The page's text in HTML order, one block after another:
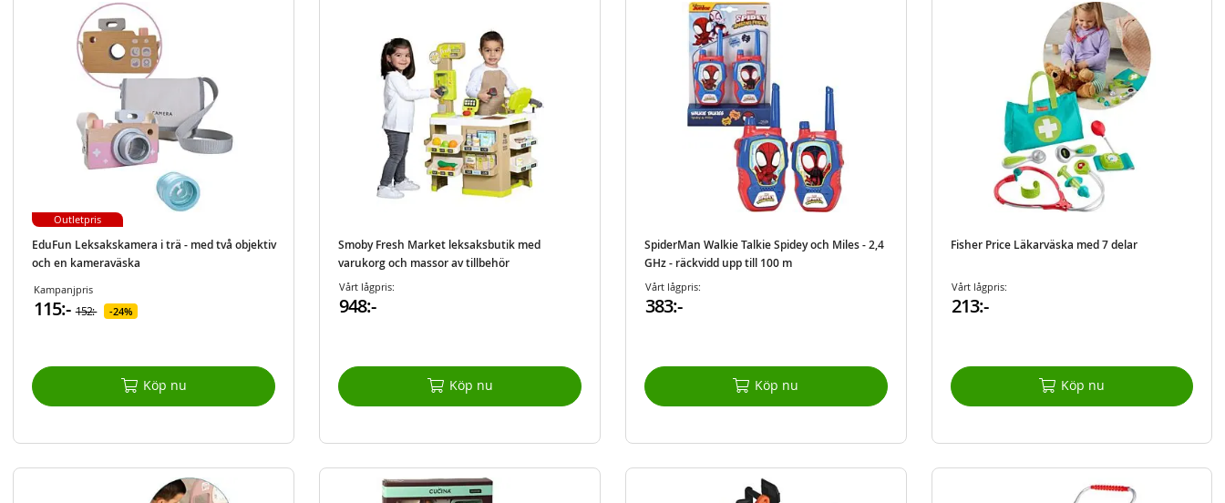
EduFun Leksakskamera i trä - med två objektiv
och en kameraväska
Kampanjpris
115:- 152:- 24%
Köp nu
Outletpris
Smoby Fresh Market leksaksbutik med
varukorg och massor av tillbehör
Vårt lågpris:
948:-
Köp nu
SpiderMan Walkie Talkie Spidey och Miles - 2,4
GHz - räckvidd upp till 100 m
Vårt lågpris:
383:-
Köp nu
Fisher Price Läkarväska med 7 delar
Vårt lågpris:
213:-
Köp nu